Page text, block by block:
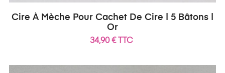
Cire À Mèche Pour Cachet De Cire | 5 Bâtons |
Or
34,90 € TTC